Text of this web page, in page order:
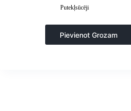
Putekļsūcēji
Pievienot Grozam